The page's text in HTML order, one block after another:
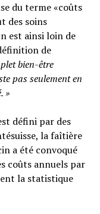
du terme «coûts
des soins
est ainsi loin de
de
bien-être
pas seulement en
»
défini par des
la faîtière
a été convoqué
coûts annuels par
la statistique